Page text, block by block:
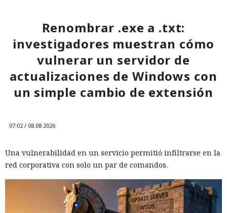
Renombrar .exe a .txt:
investigadores muestran cómo
vulnerar un servidor de
actualizaciones de Windows con
un simple cambio de extensión
07:02 / 08.08.2026
Una vulnerabilidad en un servicio permitió infiltrarse en la
red corporativa con solo un par de comandos.